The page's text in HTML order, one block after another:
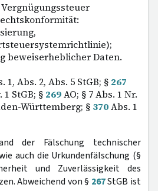
beweiserheblicher Daten.
1, Abs. 2, Abs. 5 StGB; § 267
1 StGB; § 269AO; § 7 Abs. 1 Nr.
Württemberg; § 370Abs. 1
der Fälschung technischer
auch die Urkundenfälschung (§
und Zuverlässigkeit des
Abweichend von § 267StGB ist